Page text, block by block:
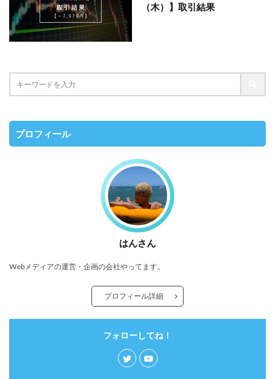
（木）】取引結果
プロフィール
はんさん
Webメディアの運営・企画の会社やってます。
プロフィール詳細
フォローしてね！